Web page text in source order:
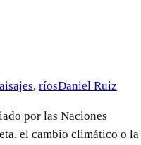
, ríosDaniel Ruiz
por las Naciones
el cambio climático o la